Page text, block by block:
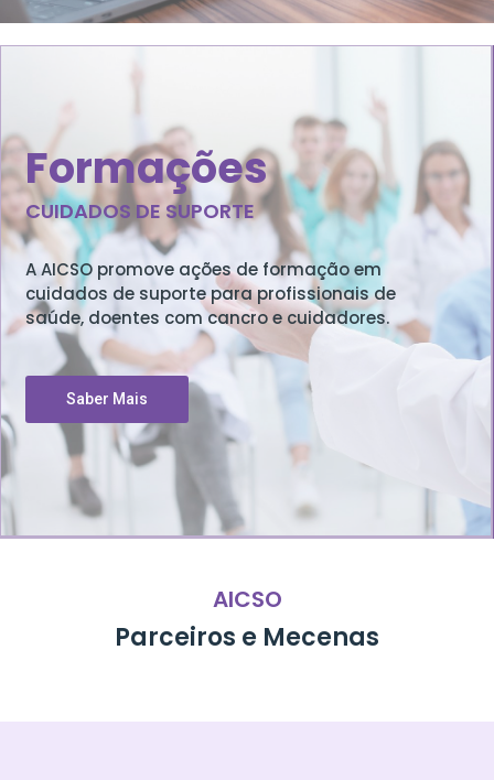
Formações
CUIDADOS DE SUPORTE
A AICSO promove ações de formação em
cuidados de suporte para profissionais de
saúde, doentes com cancro e cuidadores.
Saber Mais
AICSO
Parceiros e Mecenas